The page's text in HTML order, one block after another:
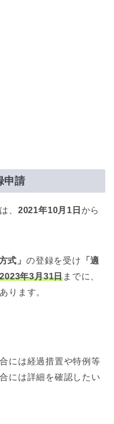
申請
は、 2021年10月1日 から
式」 の登録を受け 「適
2023年3月31日までに、
ります。
には経過措置や特例等
には詳細を確認したい